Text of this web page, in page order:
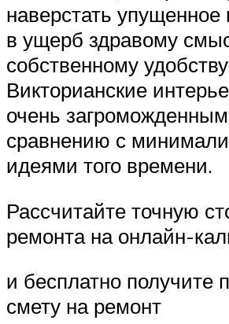
наверстать упущенное
в ущерб здравому
собственному
Викторианские
очень
сравнению с
идеями того времени.
Рассчитайте точную
ремонта на онлайн-
и бесплатно получите
смету на ремонт